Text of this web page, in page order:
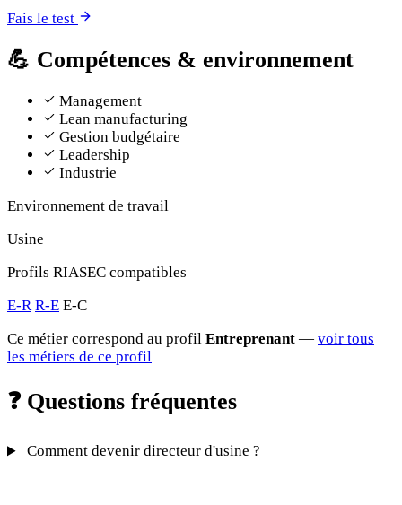
Fais le test
💪 Compétences & environnement
Management
Lean manufacturing
Gestion budgétaire
Leadership
Industrie
Environnement de travail
Usine
Profils RIASEC compatibles
E-R R-E E-C
Ce métier correspond au profil Entreprenant — voir tous
les métiers de ce profil
❓Questions fréquentes
Comment devenir directeur d'usine ?